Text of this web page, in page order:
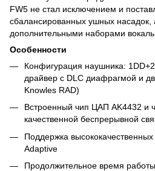
FW5 не стал исключением и
сбалансированных ушных насадок,
дополнительными наборами
Особенности
Конфигурация наушника:
драйвер с DLC диафрагмой и
Knowles RAD)
Встроенный чип ЦАП AK4432 и
качественной беспрерывной
Поддержка
Adaptive
Продолжительное время